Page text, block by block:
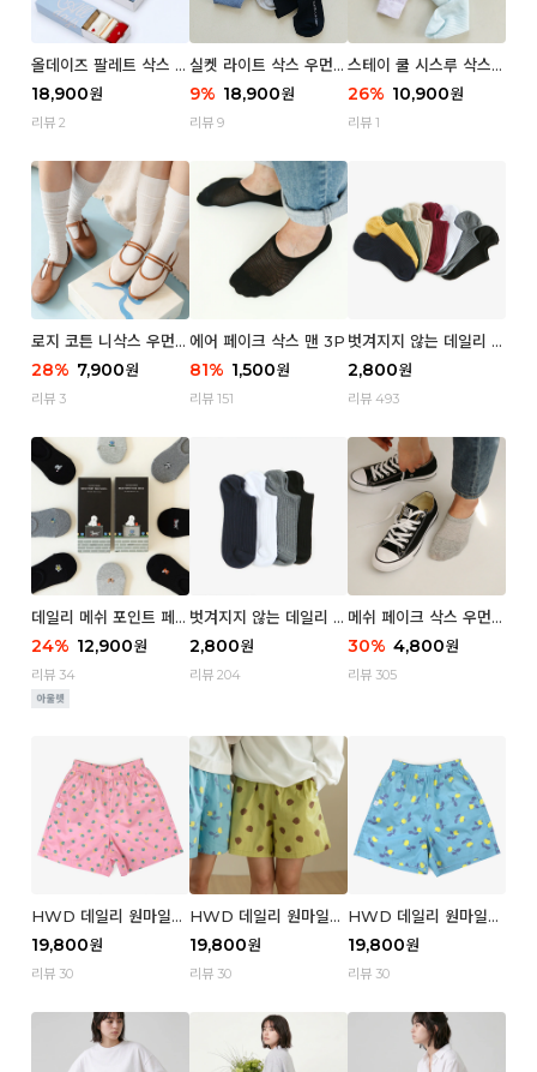
올데이즈 팔레트 삭스 우
먼 5P
18,900원
리뷰 2
실켓 라이트 삭스 우먼 3
P
9% 18,900원
리뷰 9
스테이 쿨 시스루 삭스
우먼 2P
26% 10,900원
리뷰 1
로지 코튼 니삭스 우먼 1
P
28% 7,900원
리뷰 3
에어 페이크 삭스 맨 3P
81% 1,500원
리뷰 151
벗겨지지 않는 데일리 페
이크 삭스 (우먼)
2,800원
리뷰 493
데일리 메쉬 포인트 페이
크 삭스 우먼 4P
24% 12,900원
리뷰 34
벗겨지지 않는 데일리 페
이크 삭스 (맨)
2,800원
리뷰 204
메쉬 페이크 삭스 우먼 3
P
30% 4,800원
리뷰 305
HWD 데일리 원마일
쇼츠 - 04 Aroma (우
먼)
19,800원
리뷰 30
HWD 데일리 원마일
쇼츠 - 03 Poodle (우
먼)
19,800원
리뷰 30
HWD 데일리 원마일
쇼츠 - 02 Chouchou
(우먼)
19,800원
리뷰 30